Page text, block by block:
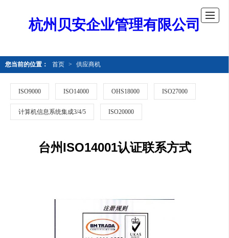
杭州贝安企业管理有限公司
您当前的位置： 首页 > 供应商机
ISO9000 ISO14000 OHS18000 ISO27000
计算机信息系统集成3/4/5 ISO20000
台州ISO14001认证联系方式